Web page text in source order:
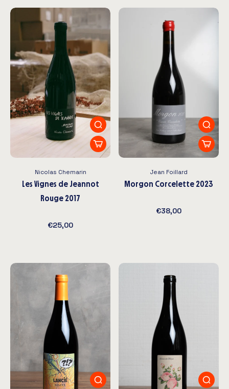
Nicolas Chemarin
Les Vignes de Jeannot
Rouge 2017
€25,00
Jean Foillard
Morgon Corcelette 2023
€38,00